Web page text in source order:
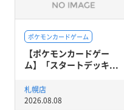
ポケモンカードゲーム
【ポケモンカードゲー
ム】「スタートデッキ...
札幌店
2026.08.08